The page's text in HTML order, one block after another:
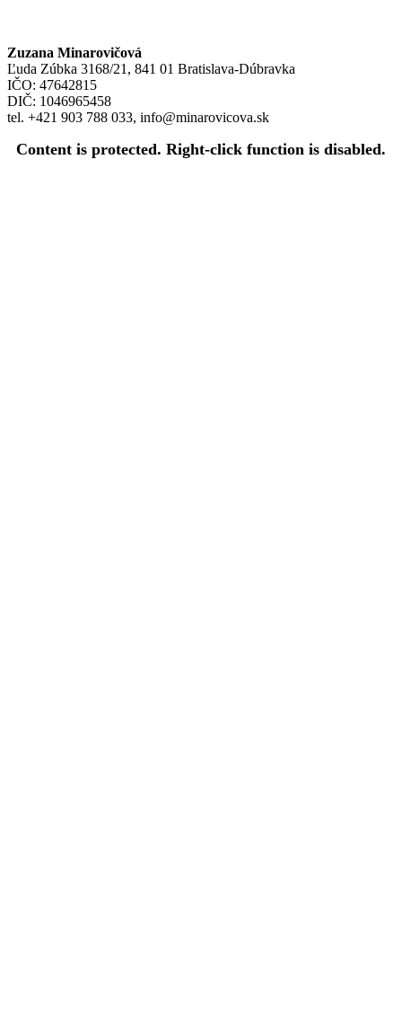
Zuzana Minarovičová
Ľuda Zúbka 3168/21, 841 01 Bratislava-Dúbravka
IČO: 47642815
DIČ: 1046965458
tel. +421 903 788 033, info@minarovicova.sk
Content is protected. Right-click function is disabled.